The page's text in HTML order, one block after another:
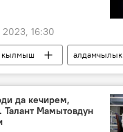
16:30
кылмыш
алдамчылык
акча
Баткен
да кечирем,
Мамытовдун